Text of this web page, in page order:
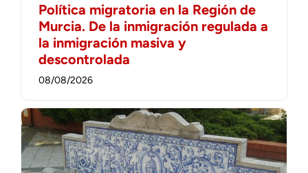
Política migratoria en la Región de
Murcia. De la inmigración regulada a
la inmigración masiva y
descontrolada
08/08/2026